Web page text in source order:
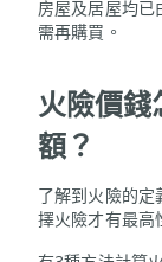
房屋及居屋均
需再購買。
火險價
額？
了解到火險的
擇火險才有最高